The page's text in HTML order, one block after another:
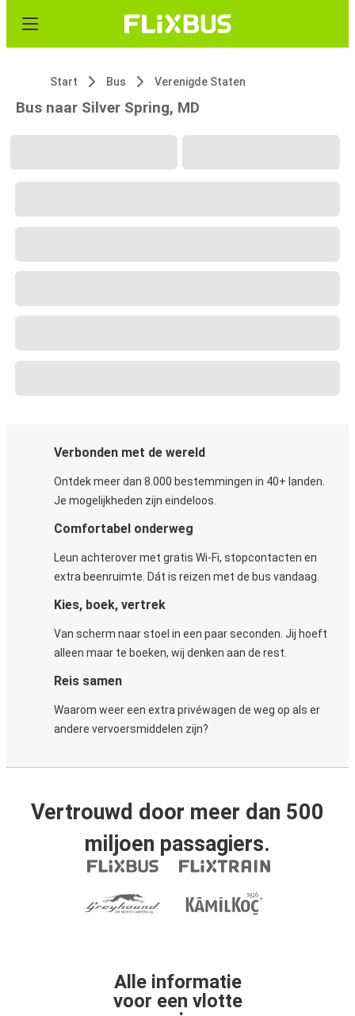
Start Bus Verenigde Staten
Bus naar Silver Spring, MD
Verbonden met de wereld
Ontdek meer dan 8.000 bestemmingen in 40+ landen.
Je mogelijkheden zijn eindeloos.
Comfortabel onderweg
Leun achterover met gratis Wi-Fi, stopcontacten en
extra beenruimte. Dát is reizen met de bus vandaag.
Kies, boek, vertrek
Van scherm naar stoel in een paar seconden. Jij hoeft
alleen maar te boeken, wij denken aan de rest.
Reis samen
Waarom weer een extra privéwagen de weg op als er
andere vervoersmiddelen zijn?
Vertrouwd door meer dan 500
miljoen passagiers.
Alle informatie
voor een vlotte